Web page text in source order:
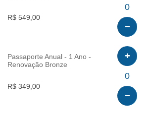
R$ 549,00
0
Passaporte Anual - 1 Ano -
Renovação Bronze
R$ 349,00
0